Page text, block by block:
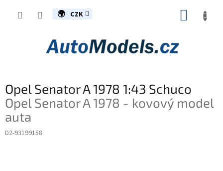
CZK
Opel Senator A 1978 1:43 Schuco
Opel Senator A 1978 - kovový model
auta
D2-93199158